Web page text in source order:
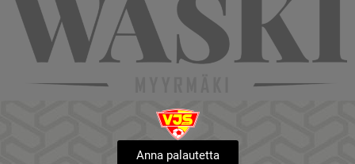
Anna palautetta